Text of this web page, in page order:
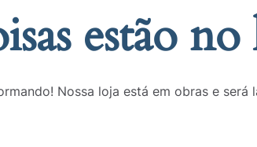
estão
Nossa loja está em obras e será